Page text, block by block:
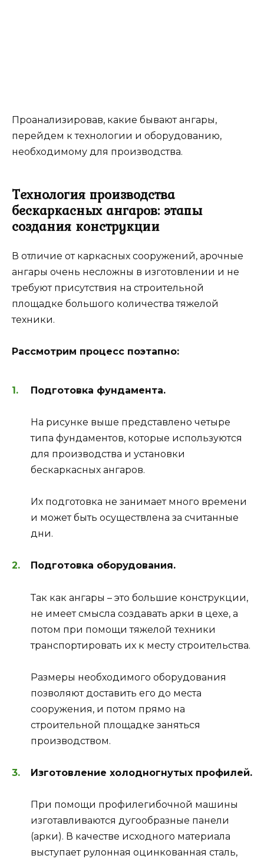
Проанализировав, какие бывают ангары,
перейдем к технологии и оборудованию,
необходимому для производства.
Технология производства
бескаркасных ангаров: этапы
создания конструкции
В отличие от каркасных сооружений, арочные
ангары очень несложны в изготовлении и не
требуют присутствия на строительной
площадке большого количества тяжелой
техники.
Рассмотрим процесс поэтапно:
Подготовка фундамента.
На рисунке выше представлено четыре
типа фундаментов, которые используются
для производства и установки
бескаркасных ангаров.
Их подготовка не занимает много времени
и может быть осуществлена за считанные
дни.
Подготовка оборудования.
Так как ангары – это большие конструкции,
не имеет смысла создавать арки в цехе, а
потом при помощи тяжелой техники
транспортировать их к месту строительства.
Размеры необходимого оборудования
позволяют доставить его до места
сооружения, и потом прямо на
строительной площадке заняться
производством.
Изготовление холодногнутых профилей.
При помощи профилегибочной машины
изготавливаются дугообразные панели
(арки). В качестве исходного материала
выступает рулонная оцинкованная сталь,